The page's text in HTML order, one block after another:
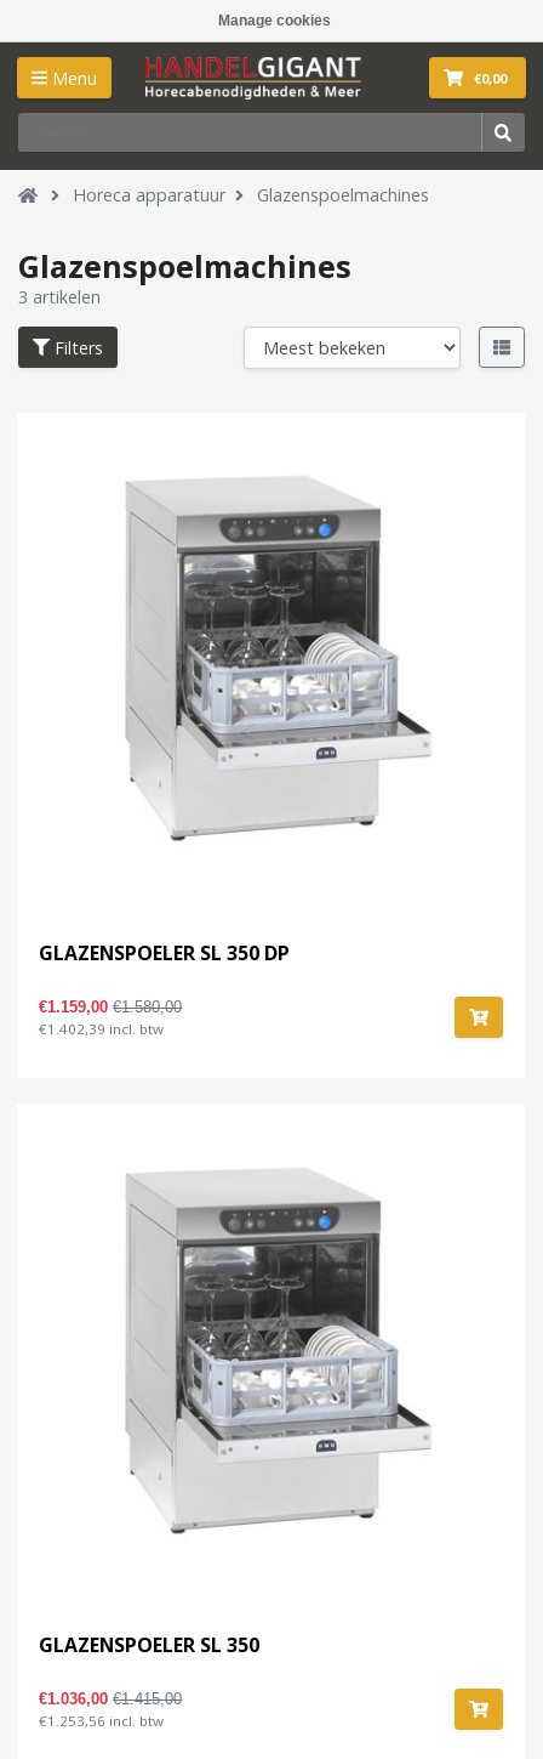
Manage cookies
Menu €0,00
Horeca apparatuur Glazenspoelmachines
Glazenspoelmachines
3 artikelen
Filters
GLAZENSPOELER SL 350 DP
€1.159,00€1.580,00
€1.402,39 incl. btw
GLAZENSPOELER SL 350
€1.036,00€1.415,00
€1.253,56 incl. btw